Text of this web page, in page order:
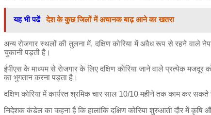
यह भी पढें देश के कुछ जिलों में अचानक बाढ़ आने का खतरा
अन्य रोजगार स्थलों की तुलना में, दक्षिण कोरिया में अवैध रूप से रहने वाले
चुकानी पड़ती है।
ईपीएस के माध्यम से रोजगार के लिए दक्षिण कोरिया जाने वाले प्रत्येक
का भुगतान करना पड़ता है।
दक्षिण कोरिया में कार्यरत श्रमिक चार साल 10/10 महीने तक काम कर
निदेशक कंडेल का कहना है कि हालांकि दक्षिण कोरिया शुरुआती दौर में कृषि